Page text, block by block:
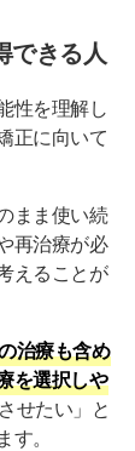
できる人
性を理解し
正に向いて
まま使い続
再治療が必
えることが
治療も含め
を選択しや
せたい」と
す。